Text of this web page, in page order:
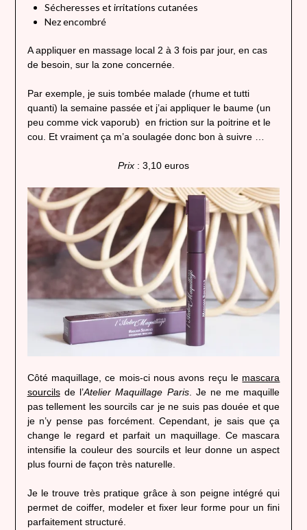
Sécheresses et irritations cutanées
Nez encombré
A appliquer en massage local 2 à 3 fois par jour, en cas
de besoin, sur la zone concernée.
Par exemple, je suis tombée malade (rhume et tutti
quanti) la semaine passée et j’ai appliquer le baume (un
peu comme vick vaporub) en friction sur la poitrine et le
cou. Et vraiment ça m’a soulagée donc bon à suivre …
Prix : 3,10 euros
Côté maquillage, ce mois-ci nous avons reçu le mascara
sourcilsde l’Atelier Maquillage Paris. Je ne me maquille
pas tellement les sourcils car je ne suis pas douée et que
je n’y pense pas forcément. Cependant, je sais que ça
change le regard et parfait un maquillage. Ce mascara
intensifie la couleur des sourcils et leur donne un aspect
plus fourni de façon très naturelle.
Je le trouve très pratique grâce à son peigne intégré qui
permet de coiffer, modeler et fixer leur forme pour un fini
parfaitement structuré.